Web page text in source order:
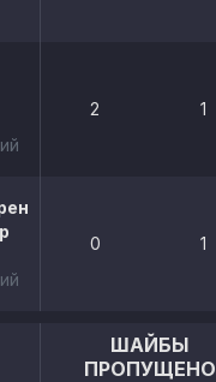
2 1
0 1
ШАЙБЫ
ПРОПУЩЕНО